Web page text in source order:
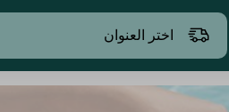
اختر العنوان